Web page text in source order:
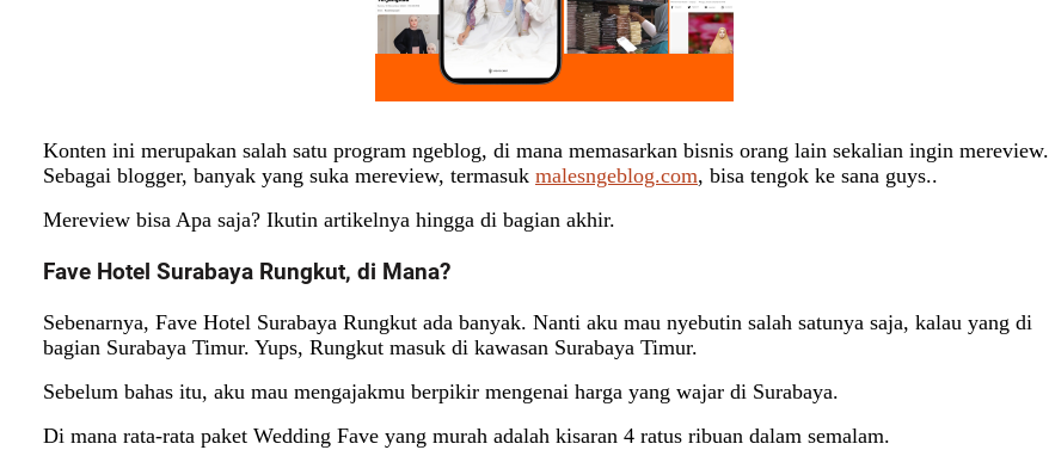
Konten ini merupakan salah satu program ngeblog, di mana memasarkan bisnis orang lain sekalian ingin mereview.
Sebagai blogger, banyak yang suka mereview, termasuk malesngeblog.com, bisa tengok ke sana guys..
Mereview bisa Apa saja? Ikutin artikelnya hingga di bagian akhir.
Fave Hotel Surabaya Rungkut, di Mana?
Sebenarnya, Fave Hotel Surabaya Rungkut ada banyak. Nanti aku mau nyebutin salah satunya saja, kalau yang di
bagian Surabaya Timur. Yups, Rungkut masuk di kawasan Surabaya Timur.
Sebelum bahas itu, aku mau mengajakmu berpikir mengenai harga yang wajar di Surabaya.
Di mana rata-rata paket Wedding Fave yang murah adalah kisaran 4 ratus ribuan dalam semalam.